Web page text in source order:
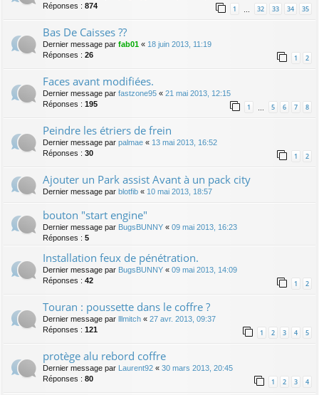
Réponses : 874 1 32 33 34 35
Bas De Caisses ??
Dernier message par fab01 « 18 juin 2013, 11:19
Réponses : 26 1 2
Faces avant modifiées.
Dernier message par fastzone95 « 21 mai 2013, 12:15
Réponses : 195 1 5 6 7 8
Peindre les étriers de frein
Dernier message par palmae « 13 mai 2013, 16:52
Réponses : 30 1 2
Ajouter un Park assist Avant à un pack city
Dernier message par blotfib « 10 mai 2013, 18:57
bouton "start engine"
Dernier message par BugsBUNNY « 09 mai 2013, 16:23
Réponses : 5
Installation feux de pénétration.
Dernier message par BugsBUNNY « 09 mai 2013, 14:09
Réponses : 42 1 2
Touran : poussette dans le coffre ?
Dernier message par lllmitch « 27 avr. 2013, 09:37
Réponses : 121 1 2 3 4 5
protège alu rebord coffre
Dernier message par Laurent92 « 30 mars 2013, 20:45
Réponses : 80 1 2 3 4